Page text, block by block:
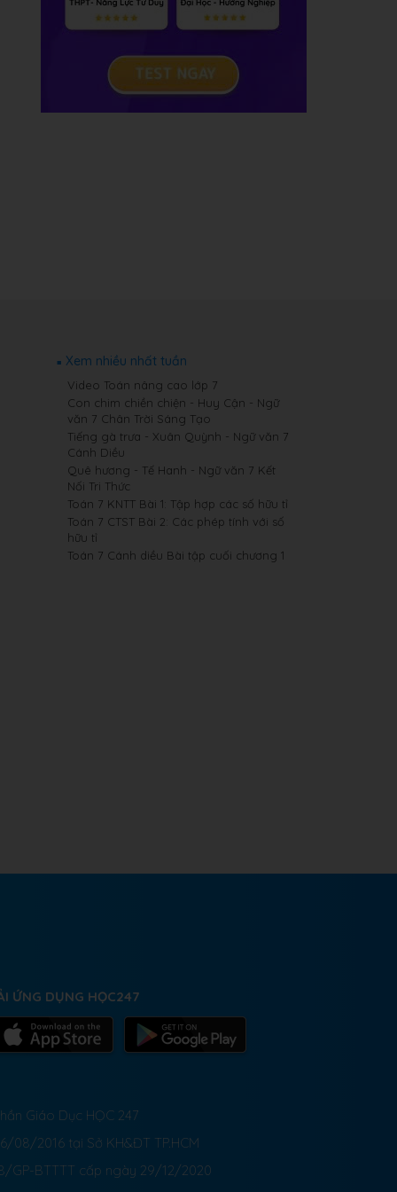
Xem nhiều nhất tuần
Video Toán nâng cao lớp 7
Con chim chiền chiện - Huy Cận - Ngữ
văn 7 Chân Trời Sáng Tạo
Tiếng gà trưa - Xuân Quỳnh - Ngữ văn 7
Cánh Diều
Quê hương - Tế Hanh - Ngữ văn 7 Kết
Nối Tri Thức
Toán 7 KNTT Bài 1: Tập hợp các số hữu tỉ
Toán 7 CTST Bài 2: Các phép tính với số
hữu tỉ
Toán 7 Cánh diều Bài tập cuối chương 1
ỨNG DỤNG HỌC247
Giáo Dục HỌC 247
08/2016 tại Sở KH&ĐT TP.HCM
GP-BTTTT cấp ngày 29/12/2020